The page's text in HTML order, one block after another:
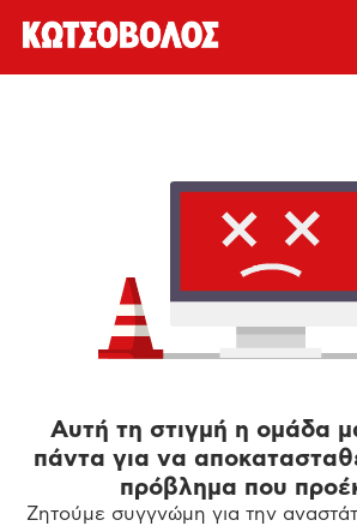
Αυτή τη στιγμή η ομάδα
πάντα για να
πρόβλημα που
Ζητούμε συγγνώμη για την